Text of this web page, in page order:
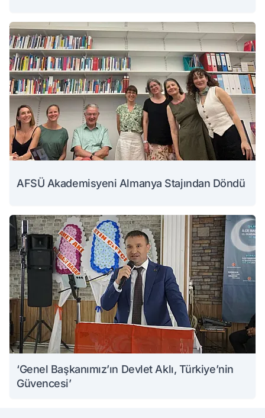
AFSÜ Akademisyeni Almanya Stajından Döndü
‘Genel Başkanımız’ın Devlet Aklı, Türkiye’nin
Güvencesi’